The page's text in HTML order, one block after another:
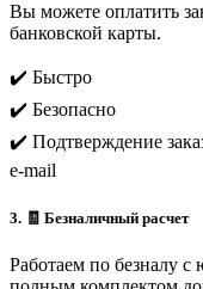
Вы можете оплатить
банковской карты.
✔️ Быстро
✔️ Безопасно
✔️ Подтверждение
e-mail
3. 🧾 Безналичный расчет
Работаем по безналу